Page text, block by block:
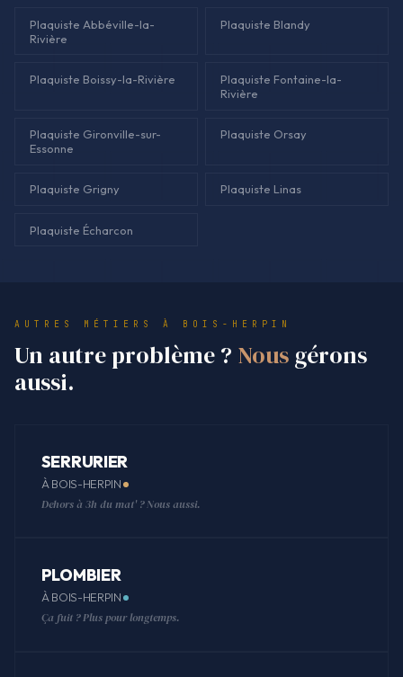
Plaquiste Abbéville-la-
Rivière
Plaquiste Blandy
Plaquiste Boissy-la-Rivière
Plaquiste Fontaine-la-
Rivière
Plaquiste Gironville-sur-
Essonne
Plaquiste Orsay
Plaquiste Grigny Plaquiste Linas
Plaquiste Écharcon
AUTRES MÉTIERS À BOIS-HERPIN
Un autre problème ? Nous gérons
aussi.
SERRURIER
À BOIS-HERPIN
Dehors à 3h du mat' ? Nous aussi.
PLOMBIER
À BOIS-HERPIN
Ça fuit ? Plus pour longtemps.